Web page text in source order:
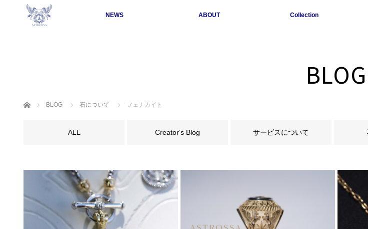
NEWS ABOUT Collection
BLOG
ホーム BLOG 石について フェナカイト
ALL Creator‘s Blog サービスについて